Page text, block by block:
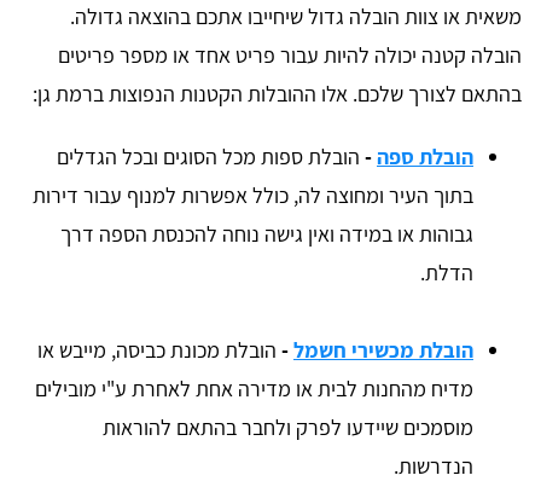
משאית או צוות הובלה גדול שיחייבו אתכם בהוצאה גדולה.
הובלה קטנה יכולה להיות עבור פריט אחד או מספר פריטים
בהתאם לצורך שלכם. אלו ההובלות הקטנות הנפוצות ברמת גן:
הובלת ספה- הובלת ספות מכל הסוגים ובכל הגדלים
בתוך העיר ומחוצה לה, כולל אפשרות למנוף עבור דירות
גבוהות או במידה ואין גישה נוחה להכנסת הספה דרך
הדלת.
הובלת מכשירי חשמל- הובלת מכונת כביסה, מייבש או
מדיח מהחנות לבית או מדירה אחת לאחרת ע"י מובילים
מוסמכים שיידעו לפרק ולחבר בהתאם להוראות
הנדרשות.